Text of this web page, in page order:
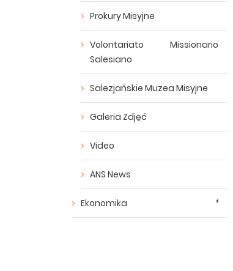
Prokury Misyjne
Volontariato Missionario
Salesiano
Salezjańskie Muzea Misyjne
Galeria Zdjęć
Video
ANS News
Ekonomika